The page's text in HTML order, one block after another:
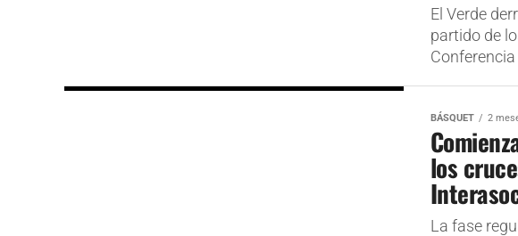
El Verde
partido de
BÁSQUET 2
los
La fase